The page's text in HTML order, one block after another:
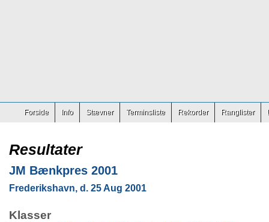
Forside Info Stævner Terminsliste Rekorder Ranglister
Resultater
JM Bænkpres 2001
Frederikshavn, d. 25 Aug 2001
Klasser